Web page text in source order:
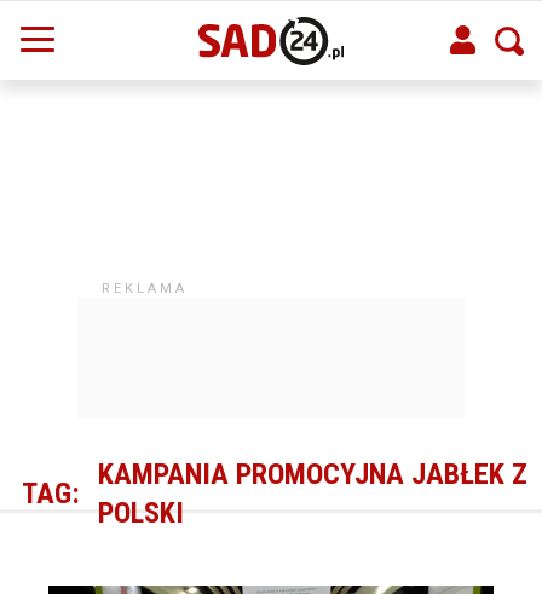
TAG:
KAMPANIA PROMOCYJNA JABŁEK Z
POLSKI